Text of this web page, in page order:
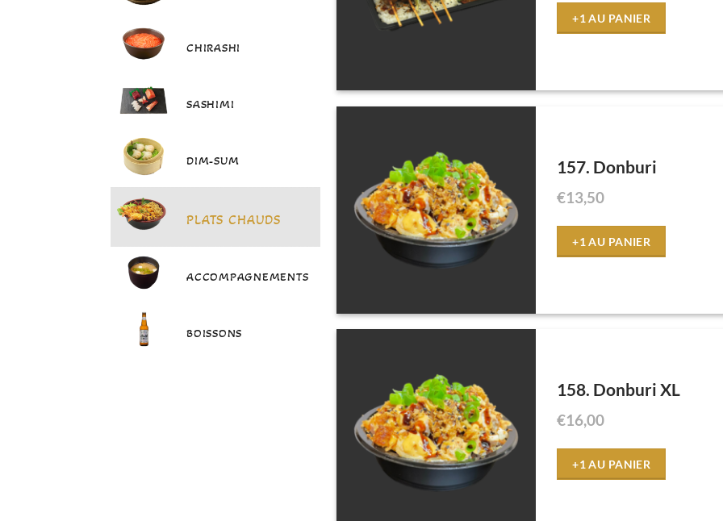
CHIRASHI
SASHIMI
DIM-SUM
PLATS CHAUDS
ACCOMPAGNEMENTS
BOISSONS
+1 AU PANIER
157. Donburi
€13,50
+1 AU PANIER
158. Donburi XL
€16,00
+1 AU PANIER